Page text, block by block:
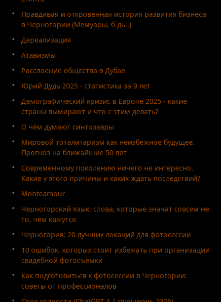
Правдивая и откровенная история развития бизнеса
в Черногории (Мемуары, б-дь..)
Дереализация
Атавизмы
Расслоение общества в Дубае
Юрий Дудь 2025 - статистика за 9 лет
Демографический кризис в Европе 2025 - какие
страны вымирают и что с этим делать?
О чём думают синтозавры
Мировой тоталитаризм как неизбежное будущее.
Прогноз на ближайшие 50 лет
Современному поколению ничего не интересно.
Какие у этого причины и каких ждать последствий?
Monteamour
Черногорский язык: слова, которые значат совсем не
то, чем кажутся
Черногория: 20 лучших локаций для фотосессии
10 ошибок, которых стоит избежать при организации
свадебной фотосъёмки
Как подготовиться к фотосессии в Черногории:
советы от профессионалов